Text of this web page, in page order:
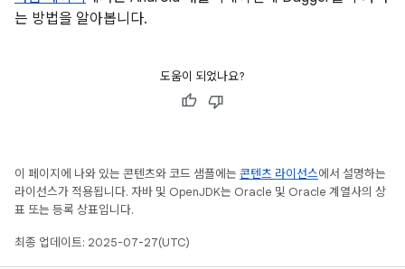
는 방법을 알아봅니다.
도움이 되었나요?
이 페이지에 나와 있는 콘텐츠와 코드 샘플에는 콘텐츠 라이선스에서 설명하는
라이선스가 적용됩니다. 자바 및 OpenJDK는 Oracle 및 Oracle 계열사의 상
표 또는 등록 상표입니다.
최종 업데이트: 2025-07-27(UTC)